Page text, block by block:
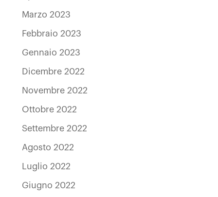
Marzo 2023
Febbraio 2023
Gennaio 2023
Dicembre 2022
Novembre 2022
Ottobre 2022
Settembre 2022
Agosto 2022
Luglio 2022
Giugno 2022